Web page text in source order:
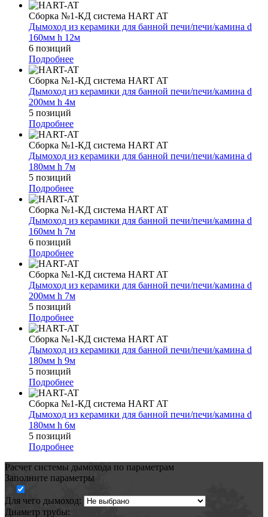
Сборка №1-КД система HART AT
Дымоход из керамики для банной печи/печи/камина d
160мм h 12м
6 позиций
Подробнее
Сборка №1-КД система HART AT
Дымоход из керамики для банной печи/печи/камина d
200мм h 4м
5 позиций
Подробнее
Сборка №1-КД система HART AT
Дымоход из керамики для банной печи/печи/камина d
180мм h 7м
5 позиций
Подробнее
Сборка №1-КД система HART AT
Дымоход из керамики для банной печи/печи/камина d
160мм h 7м
6 позиций
Подробнее
Сборка №1-КД система HART AT
Дымоход из керамики для банной печи/печи/камина d
200мм h 7м
5 позиций
Подробнее
Сборка №1-КД система HART AT
Дымоход из керамики для банной печи/печи/камина d
180мм h 9м
5 позиций
Подробнее
Сборка №1-КД система HART AT
Дымоход из керамики для банной печи/печи/камина d
180мм h 6м
5 позиций
Подробнее
Расчет системы дымохода по параметрам
Заполните параметры
Для чего дымоход:
Диаметр трубы: